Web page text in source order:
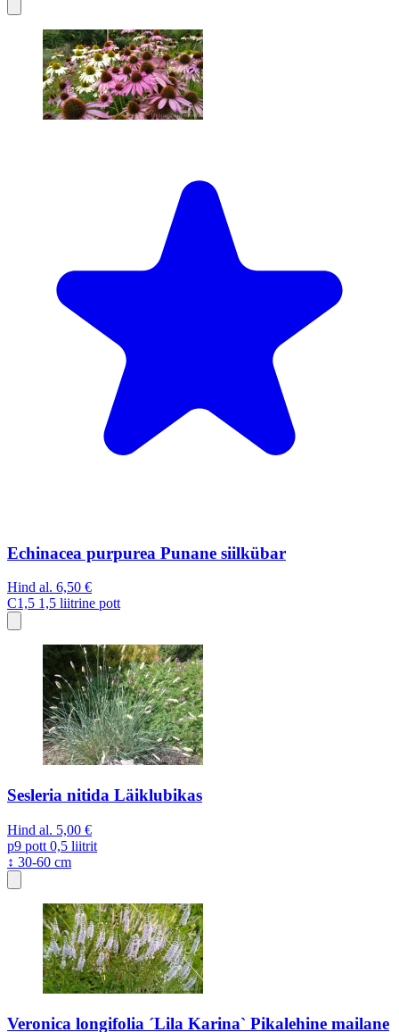
Echinacea purpurea Punane siilkübar
Hind al. 6,50 €
C1,5 1,5 liitrine pott
Sesleria nitida Läiklubikas
Hind al. 5,00 €
p9 pott 0,5 liitrit
↕ 30-60 cm
Veronica longifolia ´Lila Karina` Pikalehine mailane